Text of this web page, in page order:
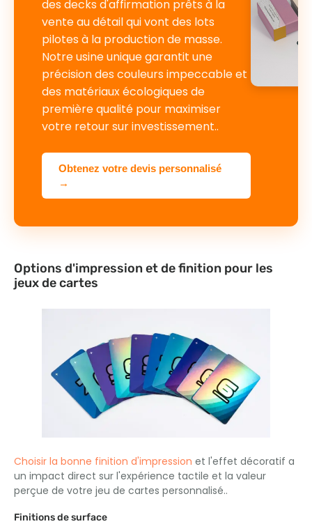
des decks d'affirmation prêts à la
vente au détail qui vont des lots
pilotes à la production de masse.
Notre usine unique garantit une
précision des couleurs impeccable et
des matériaux écologiques de
première qualité pour maximiser
votre retour sur investissement..
Obtenez votre devis personnalisé
→
Options d'impression et de finition pour les
jeux de cartes
Choisir la bonne finition d'impression et l'effet décoratif a
un impact direct sur l'expérience tactile et la valeur
perçue de votre jeu de cartes personnalisé..
Finitions de surface